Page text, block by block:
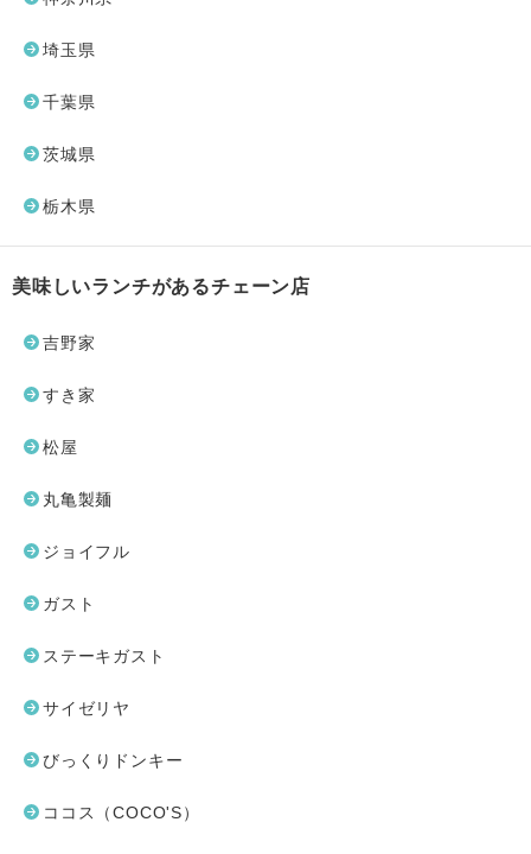
埼玉県
千葉県
茨城県
栃木県
美味しいランチがあるチェーン店
吉野家
すき家
松屋
丸亀製麺
ジョイフル
ガスト
ステーキガスト
サイゼリヤ
びっくりドンキー
ココス（COCO'S）